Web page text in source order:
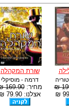
שורת המקהלה
דרמה - מוסיקלי
מחיר:169.90 ₪
אצלנו: 79.90 ₪